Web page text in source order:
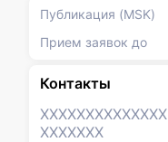
Публикация (MSK)
Прием заявок до
Контакты
XXXXXXXXXXXXXX
XXXXXXX